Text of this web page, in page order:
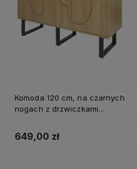
Komoda 120 cm, na czarnych
nogach z drzwiczkami
649,00 zł